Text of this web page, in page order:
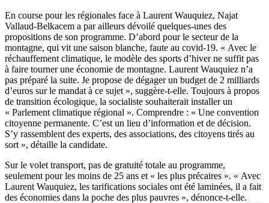
En course pour les régionales face à Laurent Wauquiez, Najat
Vallaud-Belkacem a par ailleurs dévoilé quelques-unes des
propositions de son programme. D’abord pour le secteur de la
montagne, qui vit une saison blanche, faute au covid-19. « Avec le
réchauffement climatique, le modèle des sports d’hiver ne suffit pas
à faire tourner une économie de montagne. Laurent Wauquiez n’a
pas préparé la suite. Je propose de dégager un budget de 2 milliards
d’euros sur le mandat à ce sujet », suggère-t-elle. Toujours à propos
de transition écologique, la socialiste souhaiterait installer un
« Parlement climatique régional ». Comprendre : « Une convention
citoyenne permanente. C’est un lieu d’information et de décision.
S’y rassemblent des experts, des associations, des citoyens tirés au
sort », détaille la candidate.
Sur le volet transport, pas de gratuité totale au programme,
seulement pour les moins de 25 ans et « les plus précaires ». « Avec
Laurent Wauquiez, les tarifications sociales ont été laminées, il a fait
des économies dans la poche des plus pauvres », dénonce-t-elle.